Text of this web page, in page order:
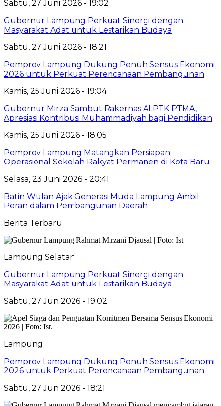
Sabtu, 27 Juni 2026 - 19:02
Gubernur Lampung Perkuat Sinergi dengan
Masyarakat Adat untuk Lestarikan Budaya
Sabtu, 27 Juni 2026 - 18:21
Pemprov Lampung Dukung Penuh Sensus Ekonomi
2026 untuk Perkuat Perencanaan Pembangunan
Kamis, 25 Juni 2026 - 19:04
Gubernur Mirza Sambut Rakernas ALPTK PTMA,
Apresiasi Kontribusi Muhammadiyah bagi Pendidikan
Kamis, 25 Juni 2026 - 18:05
Pemprov Lampung Matangkan Persiapan
Operasional Sekolah Rakyat Permanen di Kota Baru
Selasa, 23 Juni 2026 - 20:41
Batin Wulan Ajak Generasi Muda Lampung Ambil
Peran dalam Pembangunan Daerah
Berita Terbaru
Lampung Selatan
Gubernur Lampung Perkuat Sinergi dengan
Masyarakat Adat untuk Lestarikan Budaya
Sabtu, 27 Jun 2026 - 19:02
Lampung
Pemprov Lampung Dukung Penuh Sensus Ekonomi
2026 untuk Perkuat Perencanaan Pembangunan
Sabtu, 27 Jun 2026 - 18:21